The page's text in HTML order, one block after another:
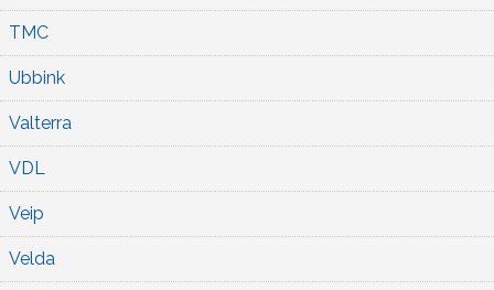
TMC
Ubbink
Valterra
VDL
Veip
Velda